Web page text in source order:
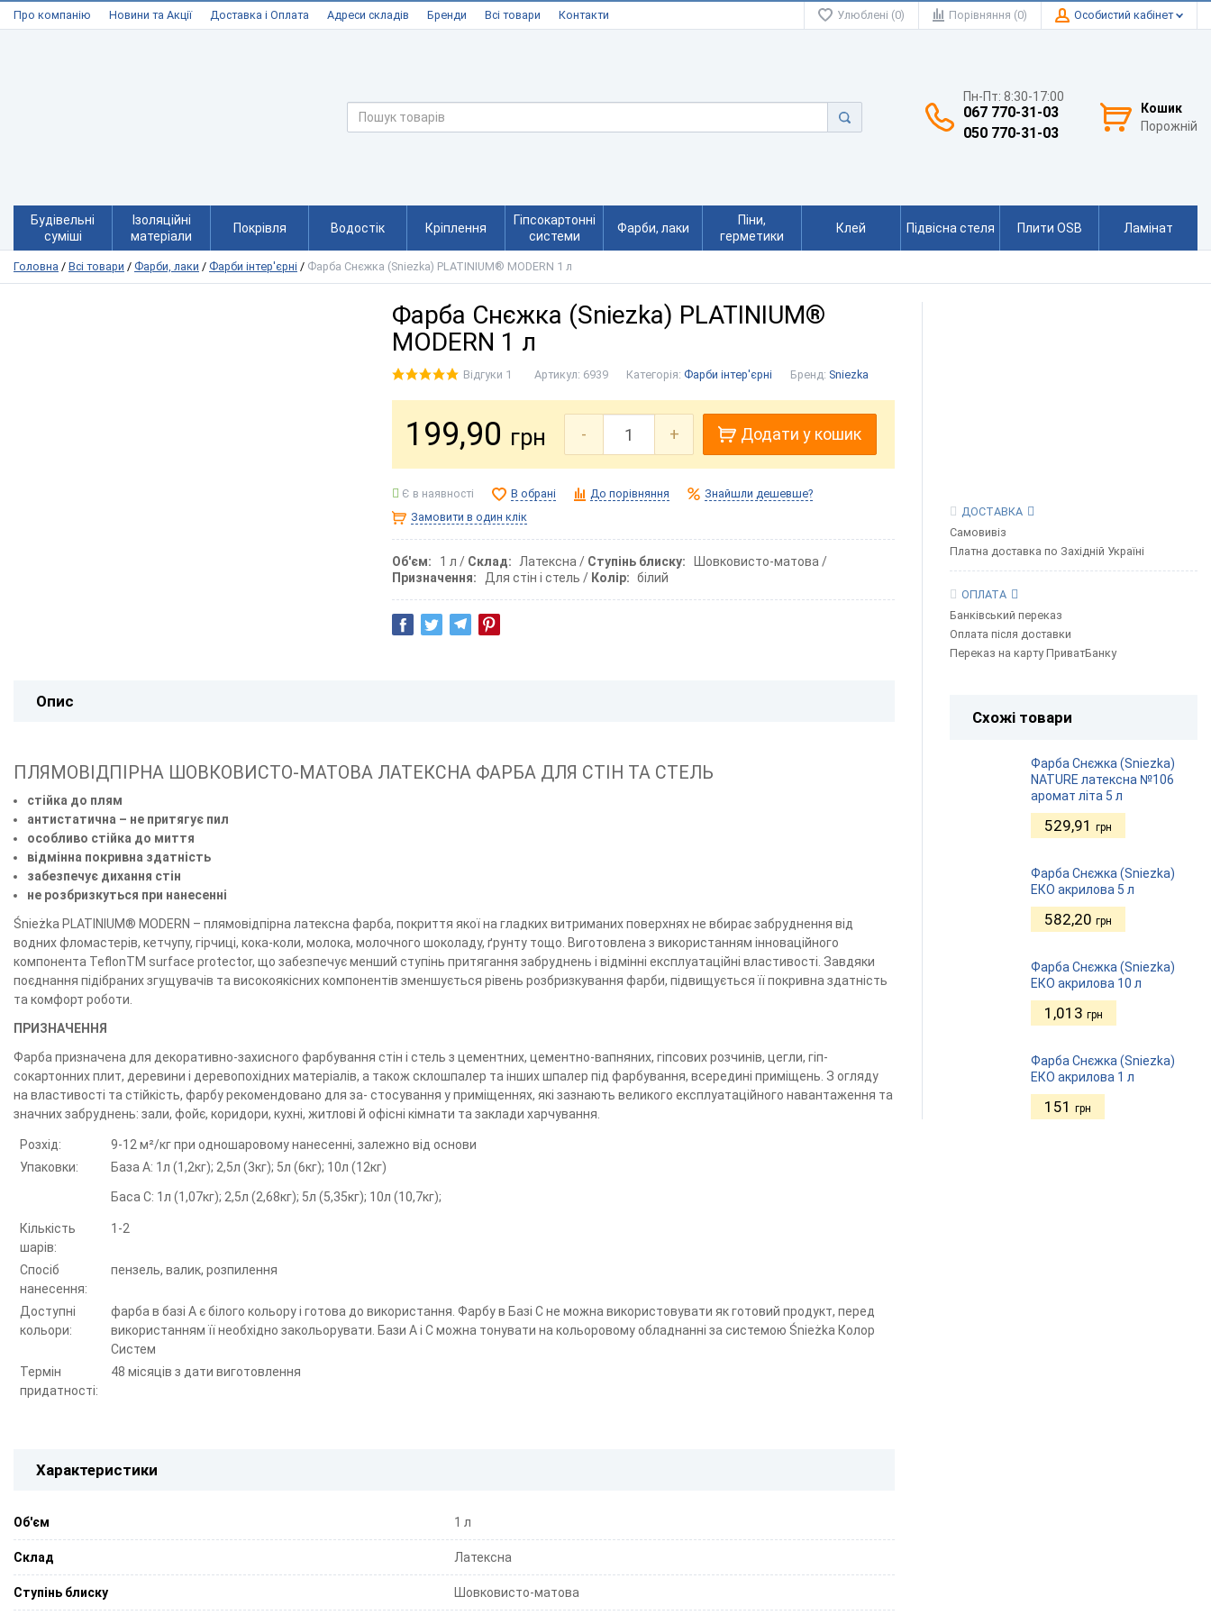
Про компанію Новини та Акції Доставка і Оплата Адреси складів Бренди Всі товари Контакти Улюблені (0) Порівняння (0) Особистий кабінет
Пн-Пт: 8:30-17:00
067 770-31-03
050 770-31-03
Кошик
Порожній
Будівельні
суміші
Ізоляційні
матеріали
Покрівля Водостік Кріплення
Гіпсокартонні
системи
Фарби, лаки
Піни,
герметики
Клей Підвісна стеля Плити OSB Ламінат
Головна / Всі товари / Фарби, лаки / Фарби інтер'єрні / Фарба Снєжка (Sniezka) PLATINIUM® MODERN 1 л
Фарба Снєжка (Sniezka) PLATINIUM®
MODERN 1 л
Відгуки 1 Артикул: 6939 Категорія: Фарби інтер'єрні Бренд: Sniezka
199,90 грн - + Додати у кошик
Є в наявності В обрані До порівняння
Знайшли дешевше?
Замовити в один клік
Об'єм 1 л Склад Латексна Ступінь блиску
Шовковисто-матова
Призначення
Для стін і стель Колір білий
Опис
ПЛЯМОВІДПІРНА ШОВКОВИСТО-МАТОВА ЛАТЕКСНА ФАРБА ДЛЯ СТІН ТА СТЕЛЬ
стійка до плям
антистатична – не притягує пил
особливо стійка до миття
відмінна покривна здатність
забезпечує дихання стін
не розбризкуться при нанесенні
Śnieżka PLATINIUM® MODERN – плямовідпірна латексна фарба, покриття якої на гладких витриманих поверхнях не вбирає забруднення від
водних фломастерів, кетчупу, гірчиці, кока-коли, молока, молочного шоколаду, ґрунту тощо. Виготовлена з використанням інноваційного
компонента TeflonTM surface protector, що забезпечує менший ступінь притягання забруднень і відмінні експлуатаційні властивості. Завдяки
поєднання підібраних згущувачів та високоякісних компонентів зменшується рівень розбризкування фарби, підвищується її покривна здатність
та комфорт роботи.
ПРИЗНАЧЕННЯ
Фарба призначена для декоративно-захисного фарбування стін і стель з цементних, цементно-вапняних, гіпсових розчинів, цегли, гіп-
сокартонних плит, деревини і деревопохідних матеріалів, а також склошпалер та інших шпалер під фарбування, всередині приміщень. З огляду
на властивості та стійкість, фарбу рекомендовано для за- стосування у приміщеннях, які зазнають великого експлуатаційного навантаження та
значних забруднень: зали, фойє, коридори, кухні, житлові й офісні кімнати та заклади харчування.
Розхід:
9-12 м²/кг при одношаровому нанесенні, залежно від основи
Упаковки:
База А: 1л (1,2кг); 2,5л (3кг); 5л (6кг); 10л (12кг)
Баса С: 1л (1,07кг); 2,5л (2,68кг); 5л (5,35кг); 10л (10,7кг);
Кількість
шарів:
1-2
Спосіб
нанесення:
пензель, валик, розпилення
Доступні
кольори:
фарба в базі А є білого кольору і готова до використання. Фарбу в Базі С не можна використовувати як готовий продукт, перед
використанням її необхідно закольорувати. Бази А і С можна тонувати на кольоровому обладнанні за системою Śnieżka Колор
Систем
Термін
придатності:
48 місяців з дати виготовлення
Характеристики
Об'єм 1 л
Склад Латексна
Ступінь блиску Шовковисто-матова
ДОСТАВКА
Самовивіз
Платна доставка по Західній Україні
ОПЛАТА
Банківський переказ
Оплата після доставки
Переказ на карту ПриватБанку
Схожі товари
Фарба Снєжка (Sniezka)
NATURE латексна №106
аромат літа 5 л
529,91 грн
Фарба Снєжка (Sniezka)
ЕКО акрилова 5 л
582,20 грн
Фарба Снєжка (Sniezka)
ЕКО акрилова 10 л
1,013 грн
Фарба Снєжка (Sniezka)
ЕКО акрилова 1 л
151 грн